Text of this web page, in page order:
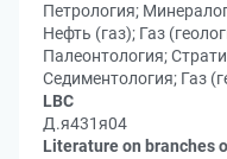
Петрология;
Нефть (газ); Газ
Палеонтология;
Седиментология; Газ
LBC
Д.я431я04
Literature on branches